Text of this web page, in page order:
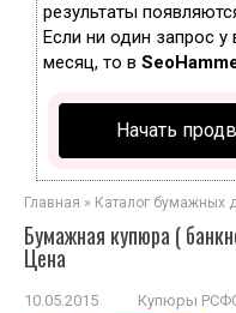
результаты
Если ни один запрос у
месяц, то в
Начать
Главная » Каталог бумажных
Бумажная купюра (
Цена
10.05.2015 Купюры